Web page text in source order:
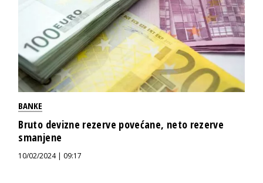
BANKE
Bruto devizne rezerve povećane, neto rezerve
smanjene
10/02/2024 | 09:17